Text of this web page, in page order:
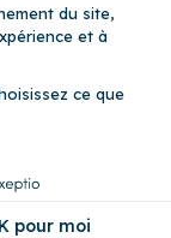
–Politique de
🇫🇷